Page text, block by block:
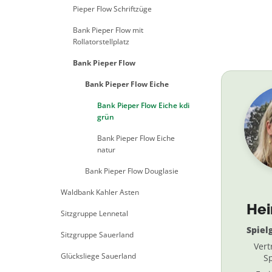
Pieper Flow Schriftzüge
Bank Pieper Flow mit
Rollatorstellplatz
Bank Pieper Flow
Bank Pieper Flow Eiche
Bank Pieper Flow Eiche kdi
grün
Bank Pieper Flow Eiche
natur
Bank Pieper Flow Douglasie
Waldbank Kahler Asten
Sitzgruppe Lennetal
Sitzgruppe Sauerland
Glücksliege Sauerland